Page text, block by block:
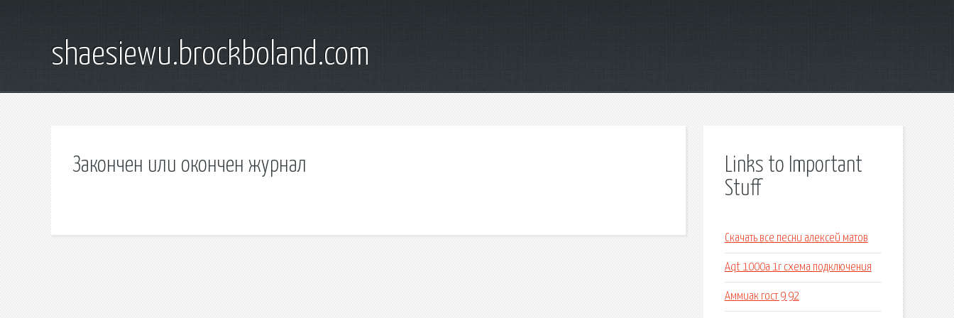
shaesiewu.brockboland.com
Закончен или окончен журнал
Links to Important
Stuff
Скачать все песни алексей матов
Aqt 1000a 1r схема подключения
Аммиак гост 9 92